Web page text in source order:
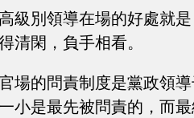
級別領導在場的好處就
清閑，負手相看。
場的問責制度是黨政領
小是最先被問責的，而